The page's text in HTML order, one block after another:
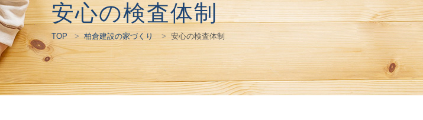
安心の検査体制
TOP 柏倉建設の家づくり 安心の検査体制